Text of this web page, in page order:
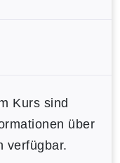
Kurs sind
über
verfügbar.